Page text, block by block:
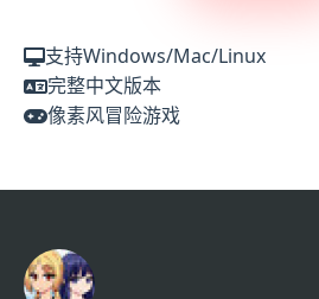
支持Windows/Mac/Linux
完整中文版本
像素风冒险游戏